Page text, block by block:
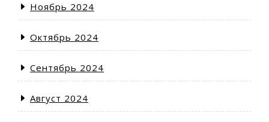
Ноябрь 2024
Октябрь 2024
Сентябрь 2024
Август 2024